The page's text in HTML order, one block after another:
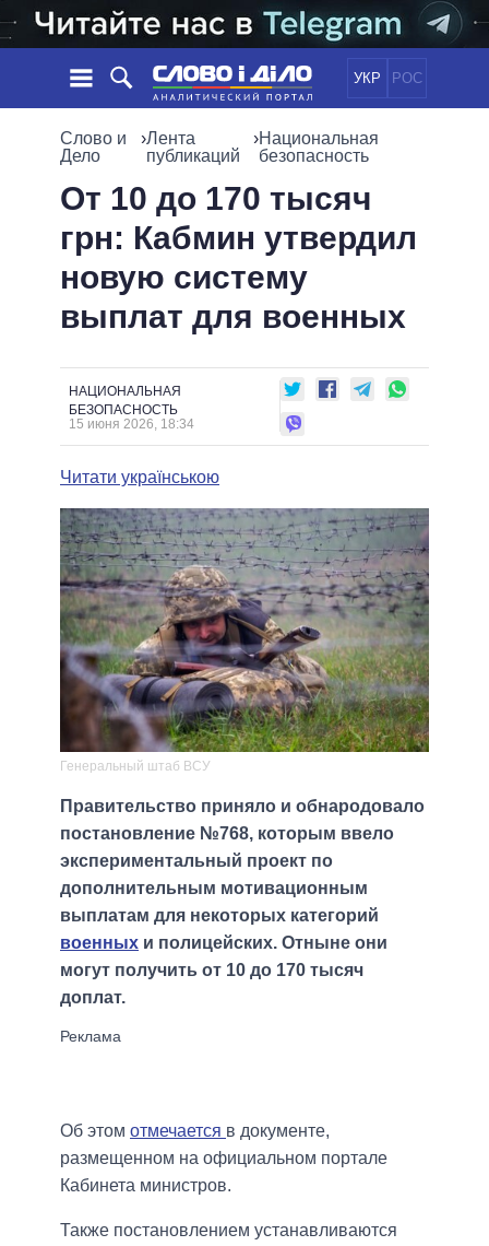
УКР РОС
НОВОСТИ
ЛЕНТА
СОБЫТИЯ
СТАТЬИ
МНЕНИЯ
ОБЗОРЫ
ОБЩЕСТВО
МИР
ОБЕЩАНИЯ
ПОЛИТИКИ
ВСЕ ПОЛИТИКИ
ПРЕЗИДЕНТ И ОФИС
ГЛАВЫ ОБЛАДМИНИСТРАЦИЙ
МЭРЫ
ВСЕ ПЕРСОНЫ
ИНФОГРАФИКА
ВИДЕО
ПОДДЕРЖАТЬ
СРАВНЕНИЕ ПОЛИТИКОВ
Слово и
Дело
›Лента
публикаций
›Национальная
безопасность
От 10 до 170 тысяч
грн: Кабмин утвердил
новую систему
выплат для военных
НАЦИОНАЛЬНАЯ
БЕЗОПАСНОСТЬ
15 июня 2026, 18:34
Читати українською
Генеральный штаб ВСУ
Правительство приняло и обнародовало
постановление №768, которым ввело
экспериментальный проект по
дополнительным мотивационным
выплатам для некоторых категорий
военных и полицейских. Отныне они
могут получить от 10 до 170 тысяч
доплат.
Об этом отмечается в документе,
размещенном на официальном портале
Кабинета министров.
Также постановлением устанавливаются